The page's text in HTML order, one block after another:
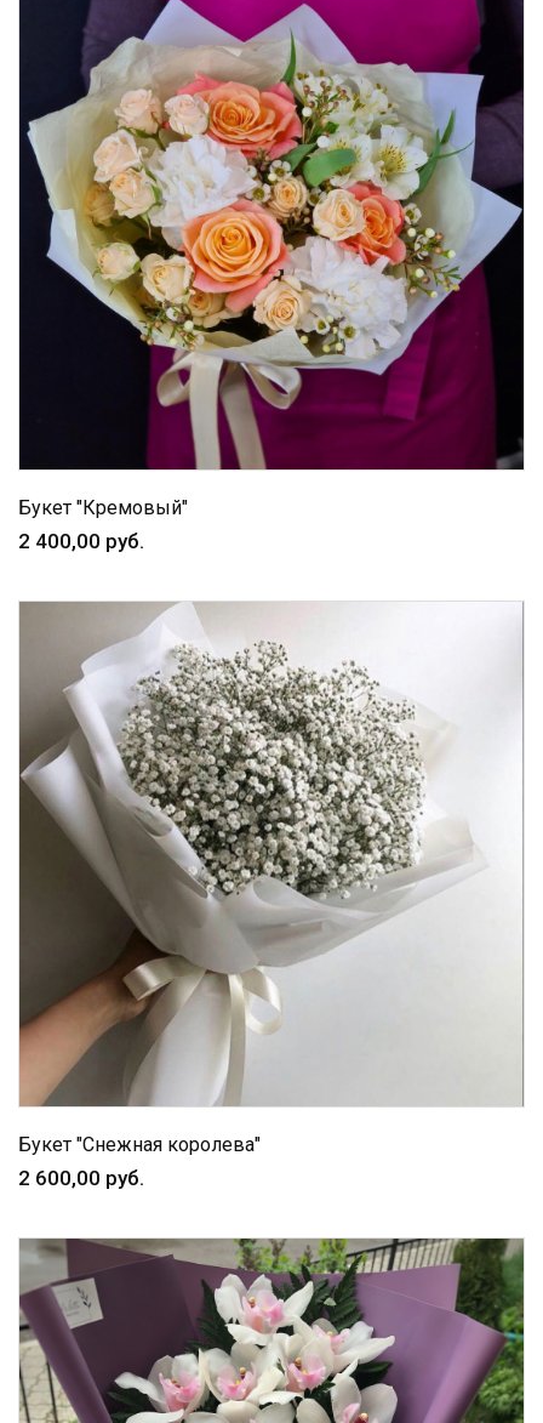
Букет "Кремовый"
2 400,00 руб.
Букет "Снежная королева"
2 600,00 руб.